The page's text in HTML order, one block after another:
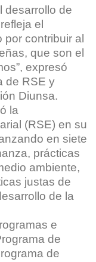
desarrollo de
el
por contribuir al
que son el
expresó
de RSE y
Diunsa.
la
(RSE) en su
en siete
prácticas
ambiente,
justas de
de la
e
de
de